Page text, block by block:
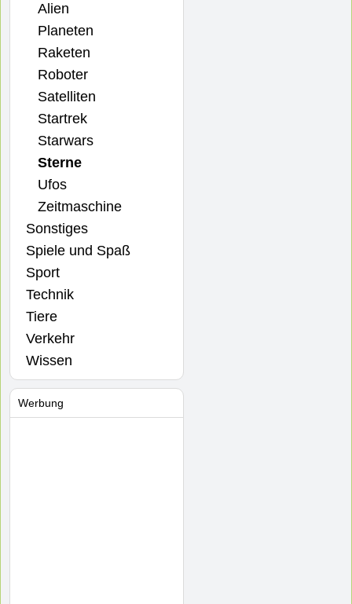
Alien
Planeten
Raketen
Roboter
Satelliten
Startrek
Starwars
Sterne
Ufos
Zeitmaschine
Sonstiges
Spiele und Spaß
Sport
Technik
Tiere
Verkehr
Wissen
Werbung